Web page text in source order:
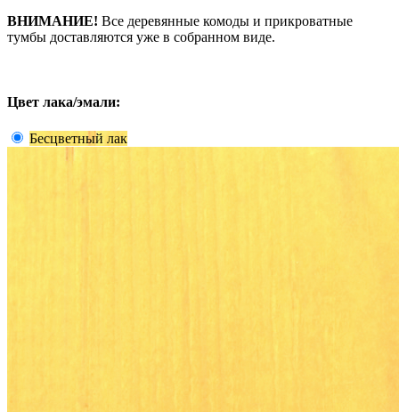
ВНИМАНИЕ! Все деревянные комоды и прикроватные
тумбы доставляются уже в собранном виде.
Цвет лака/эмали:
Бесцветный лак